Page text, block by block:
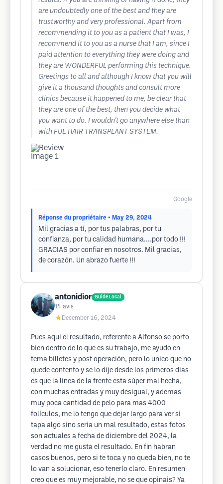
are undoubtedly one of the best and they are
trustworthy and very professional. Apart from
recommending it to you as a patient that I was, I
recommend it to you as a nurse that I am, since I
paid attention to everything they were doing and
they are WONDERFUL performing this technique.
Greetings to all and although I know that you will
give it a thousand thoughts and consult more
clinics because it happened to me, be clear that
they are one of the best, then you decide what
you want to do. I wouldn't go anywhere else than
with FUE HAIR TRANSPLANT SYSTEM.
Google
Réponse du propriétaire • May 29, 2024
Mil gracias a tí, por tus palabras, por tu
confianza, por tu calidad humana....por todo !!!
GRACIAS por confiar en nosotros. Mil gracias,
de corazón. Un abrazo fuerte !!!
antonidior Guide Local
14 avis
★ December 16, 2024
Pues aqui el resultado, referente a Alfonso se porto
bien dentro de lo que es su trabajo, me ayudo en
tema billetes y post operación, pero lo unico que no
quede contento y se lo dije desde los primeros dias
es que la línea de la frente esta súper mal hecha,
con muchas entradas y muy desigual, y ademas
muy poca cantidad de pelo para mas 4000
folículos, me lo tengo que dejar largo para ver si
tapa algo sino seria un mal resultado, estas fotos
son actuales a fecha de diciembre del 2024, la
verdad no me gusta el resultado. En fin habran
casos buenos, pero si te toca y no queda bien, no te
lo van a solucionar, eso tenerlo claro. En resumen
creo que es muy mejorable, no se que opinais? Ya